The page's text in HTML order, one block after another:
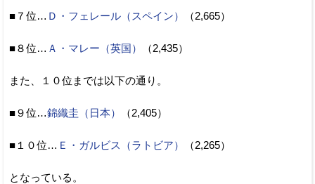
■７位… Ｄ・フェレール（スペイン） （2,665）
■８位… Ａ・マレー（英国） （2,435）
また、１０位までは以下の通り。
■９位…錦織圭（日本） （2,405）
■１０位… Ｅ・ガルビス（ラトビア） （2,265）
となっている。